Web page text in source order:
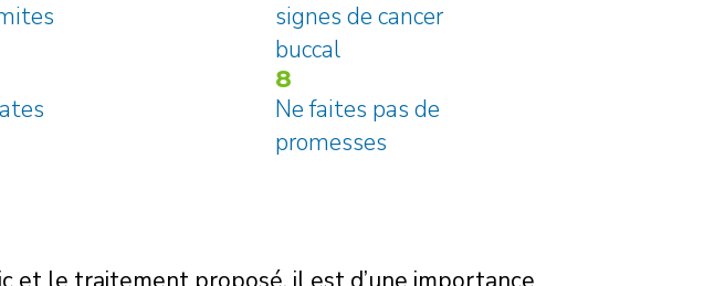
signes de cancer
buccal
8
Ne faites pas de
promesses